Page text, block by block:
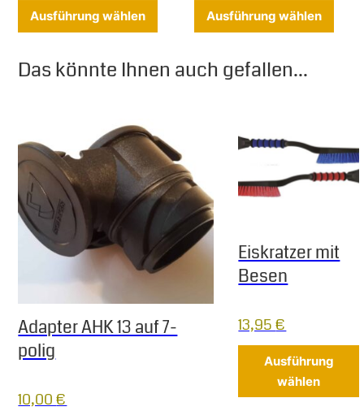
Ausführung wählen Dieses Produkt weist mehrere
Ausführung wählen
Das könnte Ihnen auch gefallen...
Adapter AHK 13 auf 7-
polig
10,00€
Eiskratzer mit
Besen
13,95€
Ausführung
wählen